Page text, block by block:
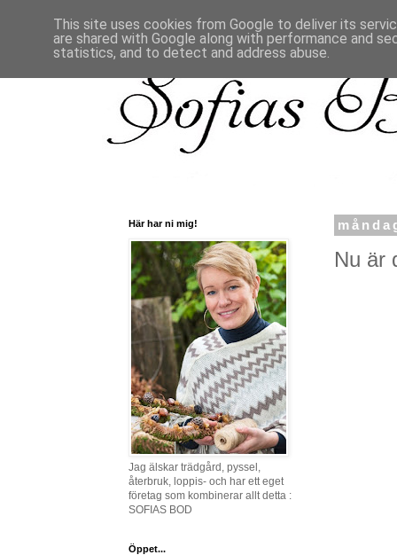
Nu är
Här har ni mig!
Jag älskar trädgård, pyssel,
återbruk, loppis- och har ett eget
företag som kombinerar allt detta :
SOFIAS BOD
Öppet...
This site uses cookies from Google to deliver its
are shared with Google along with performance and
statistics, and to detect and address abuse.